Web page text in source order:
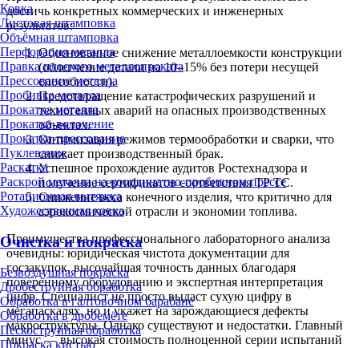
Ковка
Листовая штамповка
Объёмная штамповка
Перфорация металла
Правка плоского металлопроката
Прессование металла
Пробивка металла
Прокатка металла
Прокатка-волочение
Прокатка-прессование
Пуклевание
Раскатка
Раскрой металла на координатно-пробивном прессе
Ротационная вытяжка
Художественная ковка
Очистка и покраска
Безвоздушная покраска
Дробеструйная обработка
Обработка в галтовочном барабане
Обработка в дробемёте
Пескоструйная обработка
Покраска кистью
достичь конкретных коммерческих и инженерных
результатов:
Обоснованное снижение металлоемкости конструкции
(облегчение детали на 10–15% без потери несущей
способности).
Предотвращение катастрофических разрушений и
техногенных аварий на опасных производственных
объектах.
Оптимизация режимов термообработки и сварки, что
снижает производственный брак.
Успешное прохождение аудитов Ростехнадзора и
получение сертификатов соответствия ТР ТС.
Снижение веса конечного изделия, что критично для
аэрокосмической отрасли и экономии топлива.
Преимущества профессионального лабораторного анализа
очевидны: юридическая чистота документации для
госзакупок, высочайшая точность данных благодаря
поверенному оборудованию и экспертная интерпретация
цифр. Специалист не просто выдаст сухую цифру в
мегапаскалях, но и укажет на зарождающиеся дефекты
макроструктуры. Однако существуют и недостатки. Главный
минус — высокая стоимость полноценной серии испытаний